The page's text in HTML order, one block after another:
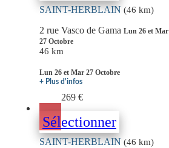
SAINT-HERBLAIN (46 km)
2 rue Vasco de Gama Lun 26 et Mar
27 Octobre
46 km
Lun 26 et Mar 27 Octobre
+ Plus d'infos
269 €
Sélectionner
SAINT-HERBLAIN (46 km)